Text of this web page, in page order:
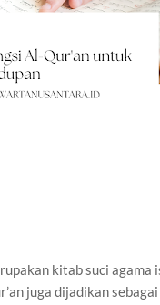
kitab suci agama
juga dijadikan